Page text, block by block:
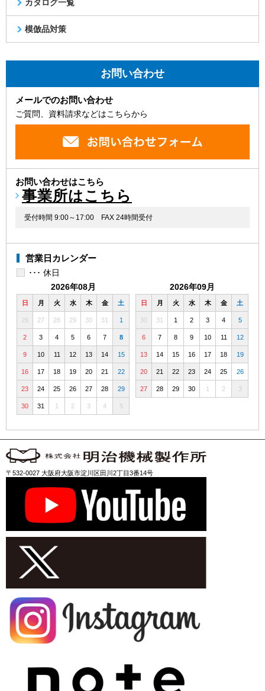
カタログ一覧
模倣品対策
お問い合わせ
メールでのお問い合わせ
ご質問、資料請求などはこちらから
お問い合わせはこちら
事業所はこちら
受付時間 9:00～17:00 FAX 24時間受付
営業日カレンダー
･･･ 休日
2026年08月
日 月 火 水 木 金 土
26 27 28 29 30 31 1
2 3 4 5 6 7 8
9 10 11 12 13 14 15
16 17 18 19 20 21 22
23 24 25 26 27 28 29
30 31 1 2 3 4 5
2026年09月
日 月 火 水 木 金 土
30 31 1 2 3 4 5
6 7 8 9 10 11 12
13 14 15 16 17 18 19
20 21 22 23 24 25 26
27 28 29 30 1 2 3
〒532-0027 大阪府大阪市淀川区田川2丁目3番14号